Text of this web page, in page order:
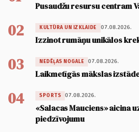
Pusaudžu resursu centram
02 KULTŪRA UN IZKLAIDE 07.08.2026.
Izzinot rumāņu unikālos
03 NEDĒĻAS NOGALE 07.08.2026.
Laikmetīgās mākslas
04 SPORTS 07.08.2026.
«Salacas Mauciens» aicina
piedzīvojumu